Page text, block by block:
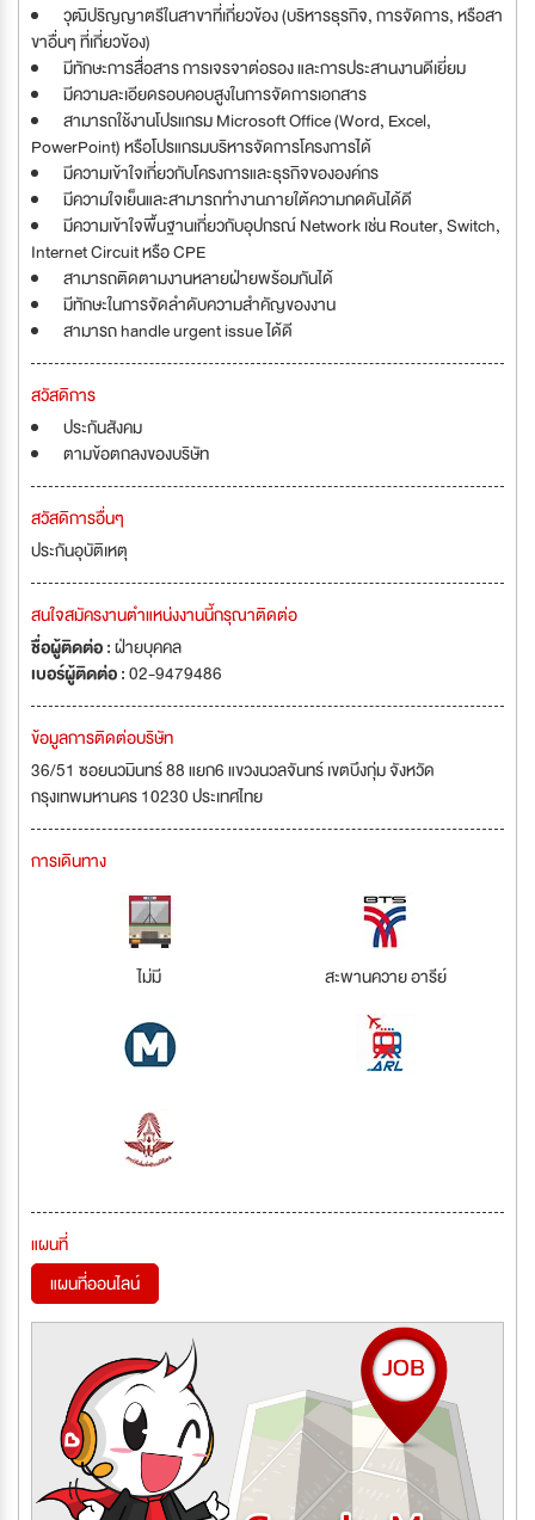
วุฒิปริญญาตรีในสาขาที่เกี่ยวข้อง (บริหารธุรกิจ, การจัดการ, หรือสา
ขาอื่นๆ ที่เกี่ยวข้อง)
มีทักษะการสื่อสาร การเจรจาต่อรอง และการประสานงานดีเยี่ยม
มีความละเอียดรอบคอบสูงในการจัดการเอกสาร
สามารถใช้งานโปรแกรม Microsoft Office (Word, Excel,
PowerPoint) หรือโปรแกรมบริหารจัดการโครงการได้
มีความเข้าใจเกี่ยวกับโครงการและธุรกิจขององค์กร
มีความใจเย็นและสามารถทำงานภายใต้ความกดดันได้ดี
มีความเข้าใจพื้นฐานเกี่ยวกับอุปกรณ์ Network เช่น Router, Switch,
Internet Circuit หรือ CPE
สามารถติดตามงานหลายฝ่ายพร้อมกันได้
มีทักษะในการจัดลำดับความสำคัญของงาน
สามารถ handle urgent issue ได้ดี
สวัสดิการ
ประกันสังคม
ตามข้อตกลงของบริษัท
สวัสดิการอื่นๆ
ประกันอุบัติเหตุ
สนใจสมัครงานตำแหน่งงานนี้กรุณาติดต่อ
ชื่อผู้ติดต่อ :ฝ่ายบุคคล
เบอร์ผู้ติดต่อ :02-9479486
ข้อมูลการติดต่อบริษัท
36/51 ซอยนวมินทร์ 88 แยก6 แขวงนวลจันทร์ เขตบึงกุ่ม จังหวัด
กรุงเทพมหานคร 10230 ประเทศไทย
การเดินทาง
ไม่มี สะพานควาย อารีย์
แผนที่
แผนที่ออนไลน์